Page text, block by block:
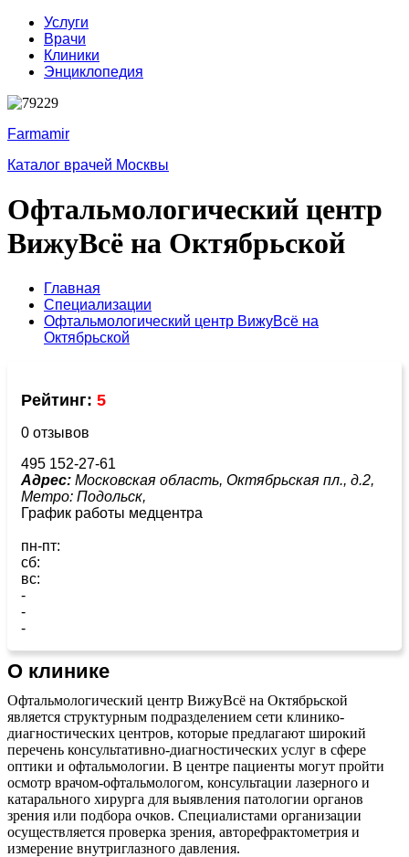
Услуги
Врачи
Клиники
Энциклопедия
Farmamir
Каталог врачей Москвы
Офтальмологический центр
ВижуВсё на Октябрьской
Главная
Специализации
Офтальмологический центр ВижуВсё на
Октябрьской
Рейтинг: 5
0 отзывов
495 152-27-61
Адрес: Московская область, Октябрьская пл., д.2,
Метро: Подольск,
График работы медцентра
пн-пт:
сб:
вс:
-
-
-
О клинике
Офтальмологический центр ВижуВсё на Октябрьской
является структурным подразделением сети клинико-
диагностических центров, которые предлагают широкий
перечень консультативно-диагностических услуг в сфере
оптики и офтальмологии. В центре пациенты могут пройти
осмотр врачом-офтальмологом, консультации лазерного и
катарального хирурга для выявления патологии органов
зрения или подбора очков. Специалистами организации
осуществляется проверка зрения, авторефрактометрия и
измерение внутриглазного давления.